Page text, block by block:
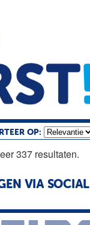
OP:
337 resultaten.
VIA SOCIAL